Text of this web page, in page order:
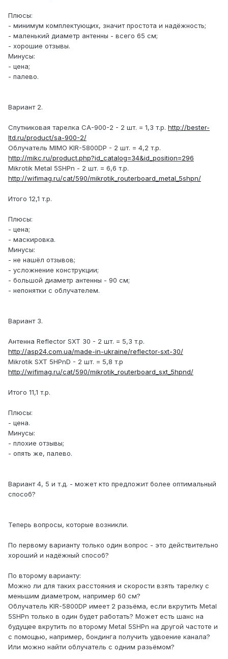
Плюсы:
- минимум комплектующих, значит простота и надёжность;
- маленький диаметр антенны - всего 65 см;
- хорошие отзывы.
Минусы:
- цена;
- палево.
Вариант 2.
Спутниковая тарелка СА-900-2 - 2 шт. = 1,3 т.р. http://bester-
ltd.ru/product/sa-900-2/
Облучатель MIMO KIR-5800DP - 2 шт. = 4,2 т.р.
http://mikc.ru/product.php?id_catalog=34&id_position=296
Mikrotik Metal 5SHPn - 2 шт. = 6,6 т.р.
http://wifimag.ru/cat/590/mikrotik_routerboard_metal_5shpn/
Итого 12,1 т.р.
Плюсы:
- цена;
- маскировка.
Минусы:
- не нашёл отзывов;
- усложнение конструкции;
- большой диаметр антенны - 90 см;
- непонятки с облучателем.
Вариант 3.
Антенна Reflector SXT 30 - 2 шт. = 5,3 т.р.
http://asp24.com.ua/made-in-ukraine/reflector-sxt-30/
Mikrotik SXT 5HPnD - 2 шт. = 5,8 т.р
http://wifimag.ru/cat/590/mikrotik_routerboard_sxt_5hpnd/
Итого 11,1 т.р.
Плюсы:
- цена.
Минусы:
- плохие отзывы;
- опять же, палево.
Вариант 4, 5 и т.д. - может кто предложит более оптимальный
способ?
Теперь вопросы, которые возникли.
По первому варианту только один вопрос - это действительно
хороший и надёжный способ?
По второму варианту:
Можно ли для таких расстояния и скорости взять тарелку с
меньшим диаметром, например 60 см?
Облучатель KIR-5800DP имеет 2 разьёма, если вкрутить Metal
5SHPn только в один будет работать? Может есть шанс на
будущее вкрутить по второму Metal 5SHPn на другой частоте и
с помощью, например, бондинга получить удвоение канала?
Или можно найти облучатель с одним разьёмом?